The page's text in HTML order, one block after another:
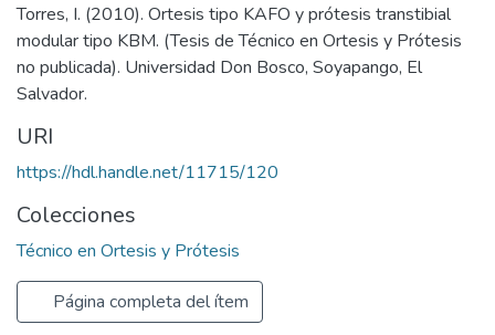
Torres, I. (2010). Ortesis tipo KAFO y prótesis transtibial
modular tipo KBM. (Tesis de Técnico en Ortesis y Prótesis
no publicada). Universidad Don Bosco, Soyapango, El
Salvador.
URI
https://hdl.handle.net/11715/120
Colecciones
Técnico en Ortesis y Prótesis
Página completa del ítem